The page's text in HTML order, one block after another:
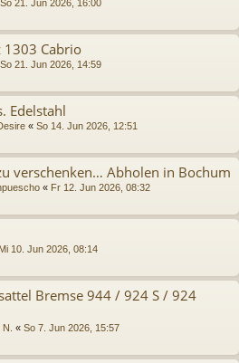
So 21. Jun 2026, 16:00
1303 Cabrio
So 21. Jun 2026, 14:59
Edelstahl
« So 14. Jun 2026, 12:51
verschenken… Abholen in Bochum
« Fr 12. Jun 2026, 08:32
Mi 10. Jun 2026, 08:14
Bremse 944 / 924 S / 924
« So 7. Jun 2026, 15:57